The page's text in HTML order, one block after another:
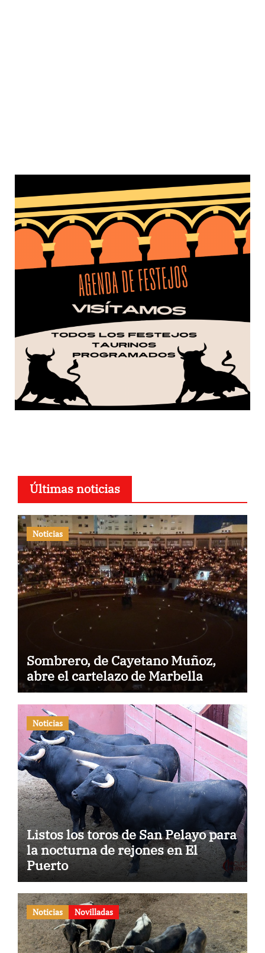
Últimas noticias
Noticias
Sombrero, de Cayetano Muñoz,
abre el cartelazo de Marbella
Noticias
Listos los toros de San Pelayo para
la nocturna de rejones en El
Puerto
Noticias Novilladas